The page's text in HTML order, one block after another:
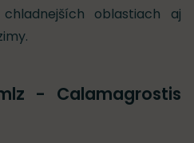
oblastiach aj
- Calamagrostis